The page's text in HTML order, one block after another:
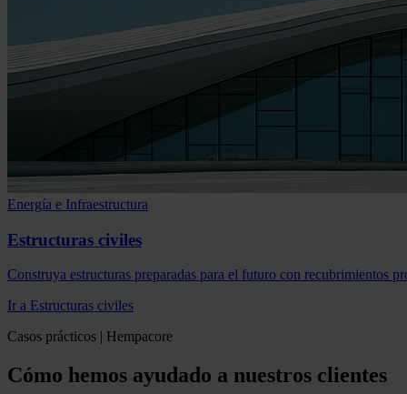
Energía e Infraestructura
Estructuras civiles
Construya estructuras preparadas para el futuro con recubrimientos
Ir a Estructuras civiles
Casos prácticos | Hempacore
Cómo hemos ayudado a nuestros clientes